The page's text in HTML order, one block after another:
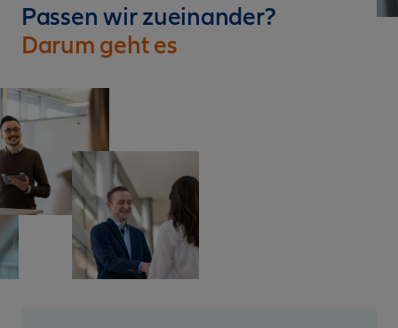
Passen wir zueinander?
Darum geht es